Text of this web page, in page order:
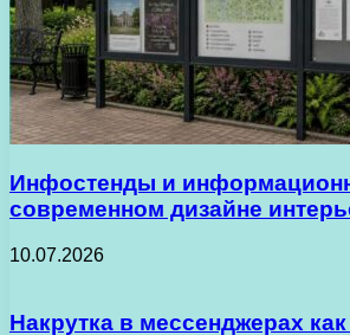
Инфостенды и
современном дизайне
10.07.2026
Накрутка в мессенджерах